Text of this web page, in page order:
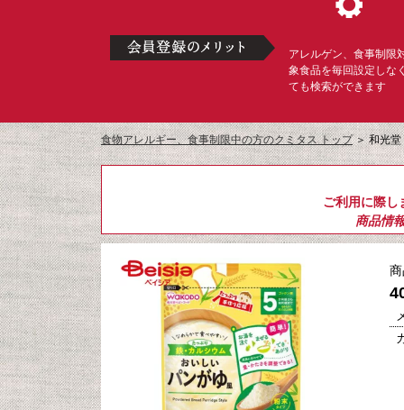
アレルゲン、食事制限
象食品を毎回設定しな
ても検索ができます
食物アレルギー、食事制限中の方のクミタス トップ＞和光
ご利用に際し
商品情